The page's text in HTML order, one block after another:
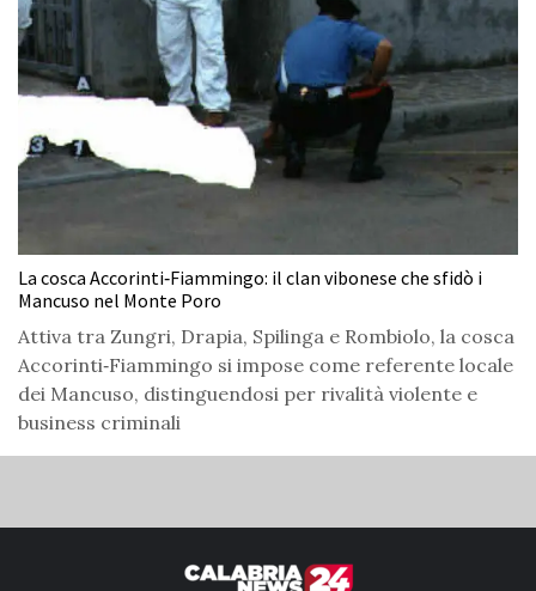
La cosca Accorinti‑Fiammingo: il clan vibonese che sfidò i
Mancuso nel Monte Poro
Attiva tra Zungri, Drapia, Spilinga e Rombiolo, la cosca
Accorinti‑Fiammingo si impose come referente locale
dei Mancuso, distinguendosi per rivalità violente e
business criminali